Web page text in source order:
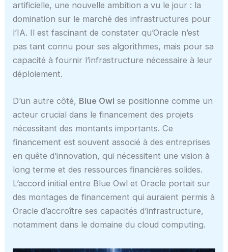
artificielle, une nouvelle ambition a vu le jour : la
domination sur le marché des infrastructures pour
l’IA. Il est fascinant de constater qu’Oracle n’est
pas tant connu pour ses algorithmes, mais pour sa
capacité à fournir l’infrastructure nécessaire à leur
déploiement.
D’un autre côté, Blue Owl se positionne comme un
acteur crucial dans le financement des projets
nécessitant des montants importants. Ce
financement est souvent associé à des entreprises
en quête d’innovation, qui nécessitent une vision à
long terme et des ressources financières solides.
L’accord initial entre Blue Owl et Oracle portait sur
des montages de financement qui auraient permis à
Oracle d’accroître ses capacités d’infrastructure,
notamment dans le domaine du cloud computing.